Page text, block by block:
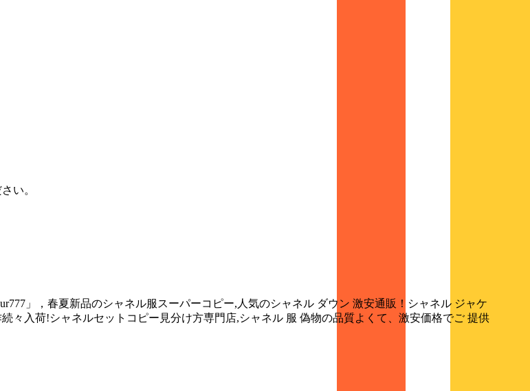
い。
」，春夏新品のシャネル服スーパーコピー,人気のシャネル ダウン 激安通販！シャネル ジャケ
々入荷!シャネルセットコピー見分け方専門店,シャネル 服 偽物の品質よくて、激安価格でご 提供